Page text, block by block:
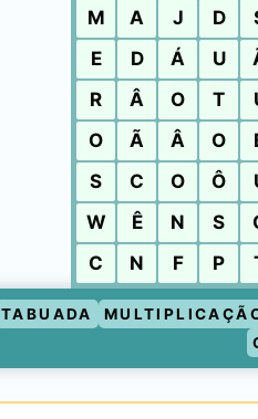
M
A J D
E
D Á U
R
Â O T
O
Ã Â O
S
C O Ô
W
Ê N S
C
N F P
TABUADA